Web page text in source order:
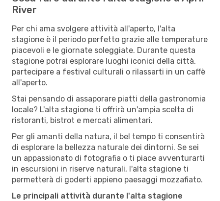
River
Per chi ama svolgere attività all'aperto, l'alta
stagione è il periodo perfetto grazie alle temperature
piacevoli e le giornate soleggiate. Durante questa
stagione potrai esplorare luoghi iconici della città,
partecipare a festival culturali o rilassarti in un caffè
all'aperto.
Stai pensando di assaporare piatti della gastronomia
locale? L'alta stagione ti offrirà un'ampia scelta di
ristoranti, bistrot e mercati alimentari.
Per gli amanti della natura, il bel tempo ti consentirà
di esplorare la bellezza naturale dei dintorni. Se sei
un appassionato di fotografia o ti piace avventurarti
in escursioni in riserve naturali, l'alta stagione ti
permetterà di goderti appieno paesaggi mozzafiato.
Le principali attività durante l'alta stagione